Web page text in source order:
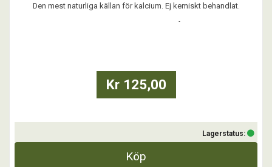
Den mest naturliga källan för kalcium. Ej kemiskt behandlat.
Kr 125,00
Lagerstatus:
Köp